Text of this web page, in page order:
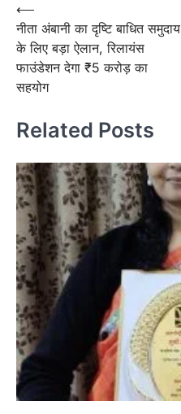
Post
navigation
⟵
नीता अंबानी का दृष्टि बाधित समुदाय
के लिए बड़ा ऐलान, रिलायंस
फाउंडेशन देगा ₹5 करोड़ का
सहयोग
Related Posts